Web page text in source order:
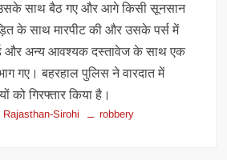
साथ बैठ गए और आगे किसी सूनसान
के साथ मारपीट की और उसके पर्स में
और अन्य आवश्यक दस्तावेज के साथ एक
गए। बहरहाल पुलिस ने वारदात में
को गिरफ्तार किया है।
Rajasthan-Sirohi robbery